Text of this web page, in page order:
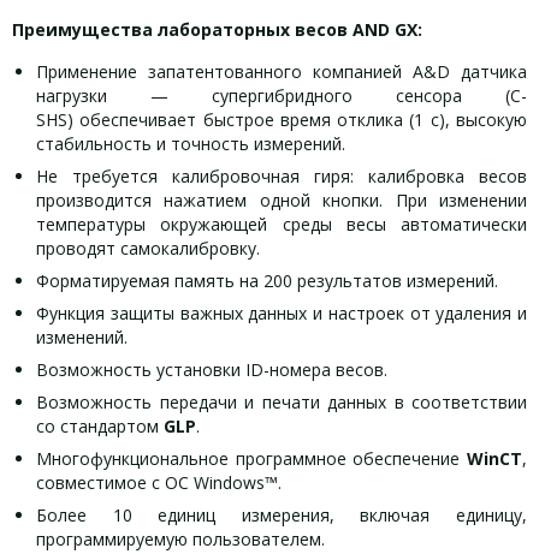
Преимущества лабораторных весов AND GX:
Применение запатентованного компанией A&D датчика
нагрузки — супергибридного сенсора (C-
SHS) обеспечивает быстрое время отклика (1 с), высокую
стабильность и точность измерений.
Не требуется калибровочная гиря: калибровка весов
производится нажатием одной кнопки. При изменении
температуры окружающей среды весы автоматически
проводят самокалибровку.
Форматируемая память на 200 результатов измерений.
Функция защиты важных данных и настроек от удаления и
изменений.
Возможность установки ID-номера весов.
Возможность передачи и печати данных в соответствии
со стандартом GLP.
Многофункциональное программное обеспечение WinCT,
совместимое с ОС Windows™.
Более 10 единиц измерения, включая единицу,
программируемую пользователем.